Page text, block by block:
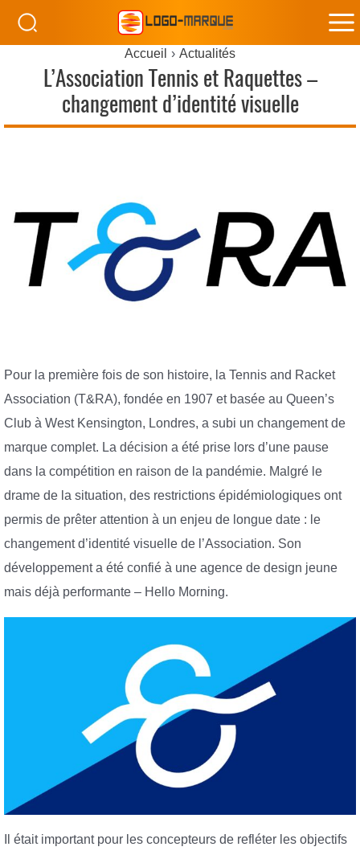
Accueil Actualités
L’Association Tennis et Raquettes –
changement d’identité visuelle
Pour la première fois de son histoire, la Tennis and Racket
Association (T&RA), fondée en 1907 et basée au Queen’s
Club à West Kensington, Londres, a subi un changement de
marque complet. La décision a été prise lors d’une pause
dans la compétition en raison de la pandémie. Malgré le
drame de la situation, des restrictions épidémiologiques ont
permis de prêter attention à un enjeu de longue date : le
changement d’identité visuelle de l’Association. Son
développement a été confié à une agence de design jeune
mais déjà performante – Hello Morning.
Il était important pour les concepteurs de refléter les objectifs